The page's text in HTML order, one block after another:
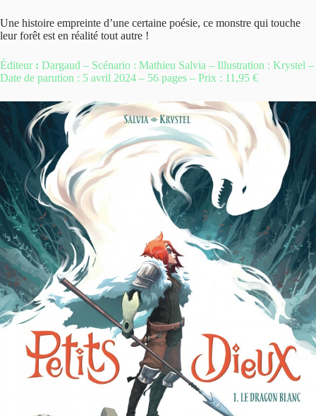
Une histoire empreinte d’une certaine poésie, ce monstre qui touche
leur forêt est en réalité tout autre !
Éditeur : Dargaud – Scénario : Mathieu Salvia – Illustration : Krystel –
Date de parution : 5 avril 2024 – 56 pages – Prix : 11,95 €